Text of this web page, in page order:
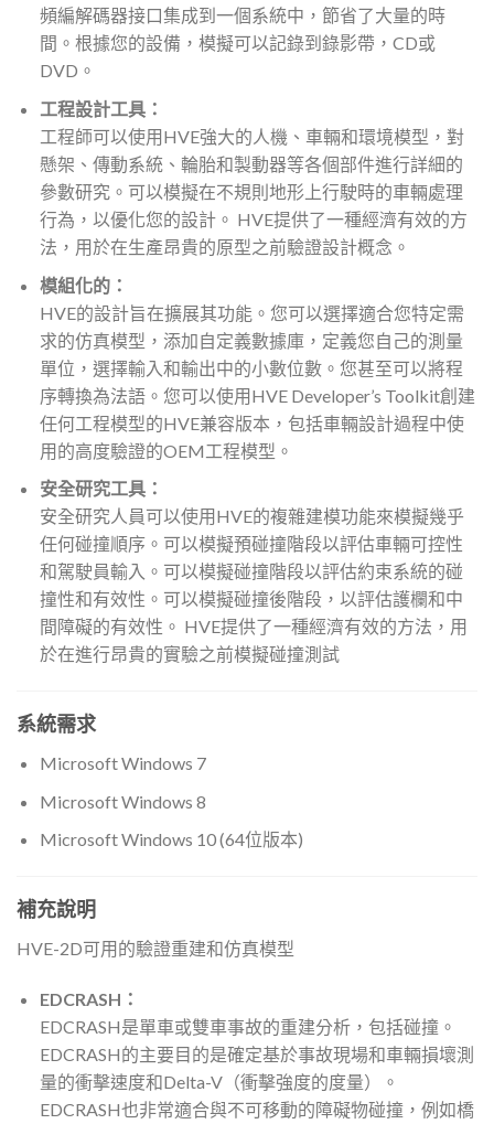
頻編解碼器接口集成到一個系統中，節省了大量的時
間。根據您的設備，模擬可以記錄到錄影帶，CD或
DVD。
工程設計工具：
工程師可以使用HVE強大的人機、車輛和環境模型，對
懸架、傳動系統、輪胎和製動器等各個部件進行詳細的
參數研究。可以模擬在不規則地形上行駛時的車輛處理
行為，以優化您的設計。 HVE提供了一種經濟有效的方
法，用於在生產昂貴的原型之前驗證設計概念。
模組化的：
HVE的設計旨在擴展其功能。您可以選擇適合您特定需
求的仿真模型，添加自定義數據庫，定義您自己的測量
單位，選擇輸入和輸出中的小數位數。您甚至可以將程
序轉換為法語。您可以使用HVE Developer’s Toolkit創建
任何工程模型的HVE兼容版本，包括車輛設計過程中使
用的高度驗證的OEM工程模型。
安全研究工具：
安全研究人員可以使用HVE的複雜建模功能來模擬幾乎
任何碰撞順序。可以模擬預碰撞階段以評估車輛可控性
和駕駛員輸入。可以模擬碰撞階段以評估約束系統的碰
撞性和有效性。可以模擬碰撞後階段，以評估護欄和中
間障礙的有效性。 HVE提供了一種經濟有效的方法，用
於在進行昂貴的實驗之前模擬碰撞測試
系統需求
Microsoft Windows 7
Microsoft Windows 8
Microsoft Windows 10 (64位版本)
補充說明
HVE-2D可用的驗證重建和仿真模型
EDCRASH：
EDCRASH是單車或雙車事故的重建分析，包括碰撞。
EDCRASH的主要目的是確定基於事故現場和車輛損壞測
量的衝擊速度和Delta-V（衝擊強度的度量）。
EDCRASH也非常適合與不可移動的障礙物碰撞，例如橋